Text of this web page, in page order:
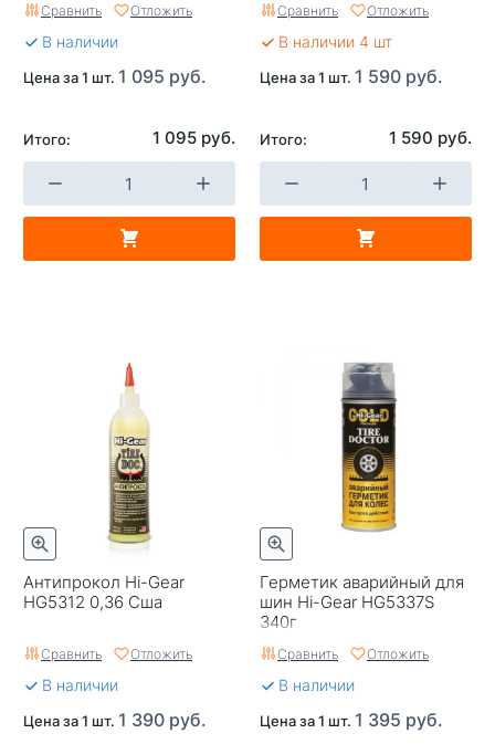
Сравнить Отложить
В наличии
Цена за 1 шт. 1 095 руб.
Итого: 1 095 руб.
Сравнить Отложить
В наличии 4 шт
Цена за 1 шт. 1 590 руб.
Итого: 1 590 руб.
Антипрокол Hi-Gear
HG5312 0,36 Сша
Сравнить Отложить
В наличии
Цена за 1 шт. 1 390 руб.
Герметик аварийный для
шин Hi-Gear HG5337S
340г
Сравнить Отложить
В наличии
Цена за 1 шт. 1 395 руб.